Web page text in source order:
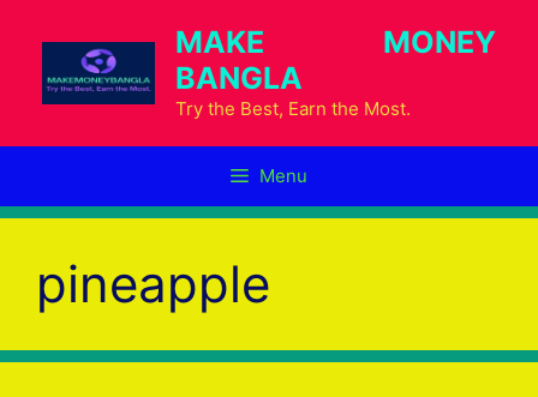
content
MAKE MONEY
BANGLA
Try the Best, Earn the Most.
Menu
pineapple